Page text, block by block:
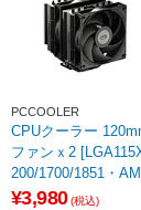
PCCOOLER
CPUクーラー
ファンｘ2
200/1700/1851・
AM5] RT620PRO ブ
¥3,980 (税込)